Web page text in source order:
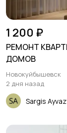
1 200 ₽
РЕМОНТ
ДОМОВ
Новокуйбышевск
2 дня назад
Sargis